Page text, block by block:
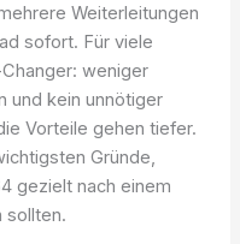
Weiterleitungen
sofort. Für viele
weniger
und kein unnötiger
Vorteile gehen tiefer.
Gründe,
gezielt nach einem
sollten.